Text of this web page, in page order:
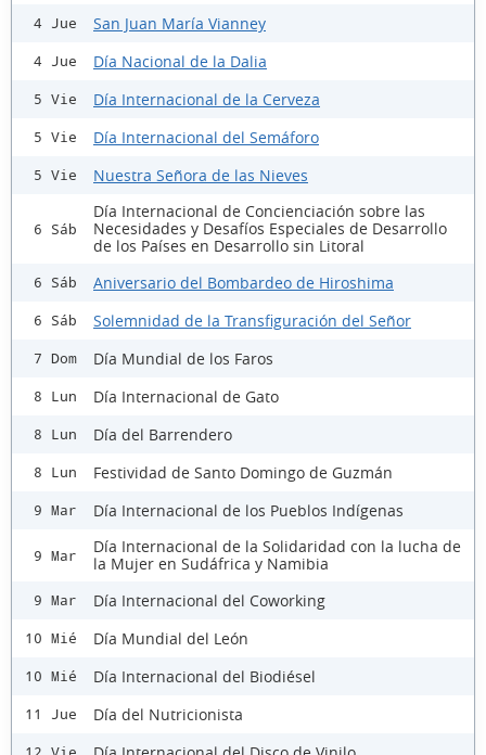
4 Jue San Juan María Vianney
4 Jue Día Nacional de la Dalia
5 Vie Día Internacional de la Cerveza
5 Vie Día Internacional del Semáforo
5 Vie Nuestra Señora de las Nieves
6 Sáb
Día Internacional de Concienciación sobre las
Necesidades y Desafíos Especiales de Desarrollo
de los Países en Desarrollo sin Litoral
6 Sáb Aniversario del Bombardeo de Hiroshima
6 Sáb Solemnidad de la Transfiguración del Señor
7 Dom Día Mundial de los Faros
8 Lun Día Internacional de Gato
8 Lun Día del Barrendero
8 Lun Festividad de Santo Domingo de Guzmán
9 Mar Día Internacional de los Pueblos Indígenas
9 Mar
Día Internacional de la Solidaridad con la lucha de
la Mujer en Sudáfrica y Namibia
9 Mar Día Internacional del Coworking
10 Mié Día Mundial del León
10 Mié Día Internacional del Biodiésel
11 Jue Día del Nutricionista